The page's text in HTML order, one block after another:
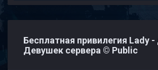
Бесплатная привилегия Lady -
Девушек сервера © Public